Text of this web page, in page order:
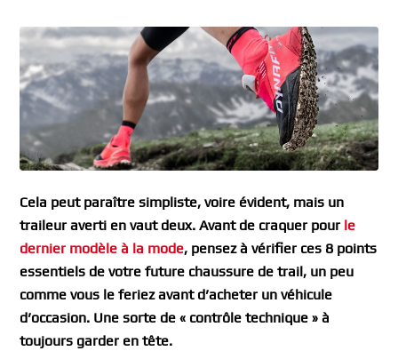
Cela peut paraître simpliste, voire évident, mais un
traileur averti en vaut deux. Avant de craquer pour le
dernier modèle à la mode, pensez à vérifier ces 8 points
essentiels de votre future chaussure de trail, un peu
comme vous le feriez avant d’acheter un véhicule
d’occasion. Une sorte de « contrôle technique » à
toujours garder en tête.